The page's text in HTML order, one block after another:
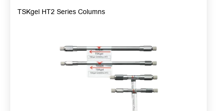
TSKgel HT2 Series Columns